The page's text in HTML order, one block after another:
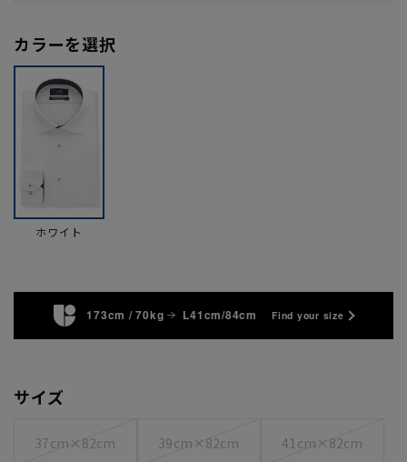
カラーを選択
ホワイト
173cm / 70kg L41cm/84cm Find your size
サイズ
37cm×82cm 39cm×82cm 41cm×82cm